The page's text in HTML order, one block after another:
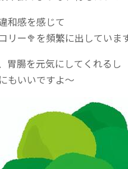
和感を感じて
リー🥦を頻繁に出していま
胃腸を元気にしてくれるし
もいいですよ～